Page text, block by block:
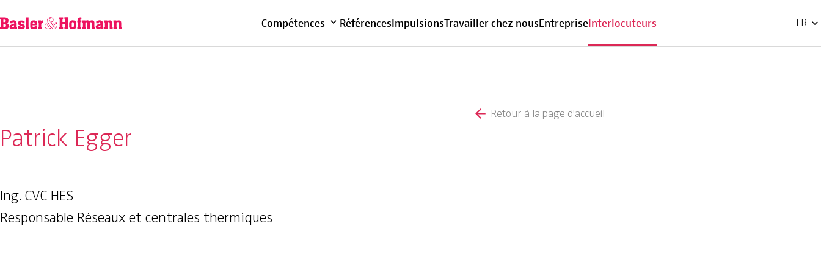
Compétences
RéférencesImpulsionsTravailler chez nousEntrepriseInterlocuteurs FREN
Retour à la page d'accueil
Patrick Egger
Ing. CVC HES
Responsable Réseaux et centrales thermiques